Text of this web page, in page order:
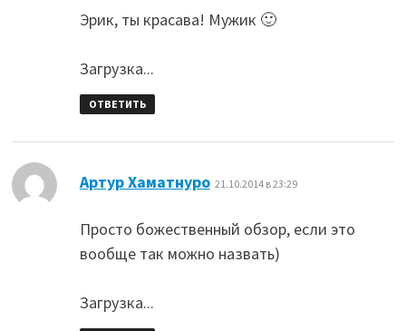
Эрик, ты красава! Мужик 🙂
Загрузка...
ОТВЕТИТЬ
Артур Хаматнуро: 21.10.2014 в 23:29
Просто божественный обзор, если это
вообще так можно назвать)
Загрузка...